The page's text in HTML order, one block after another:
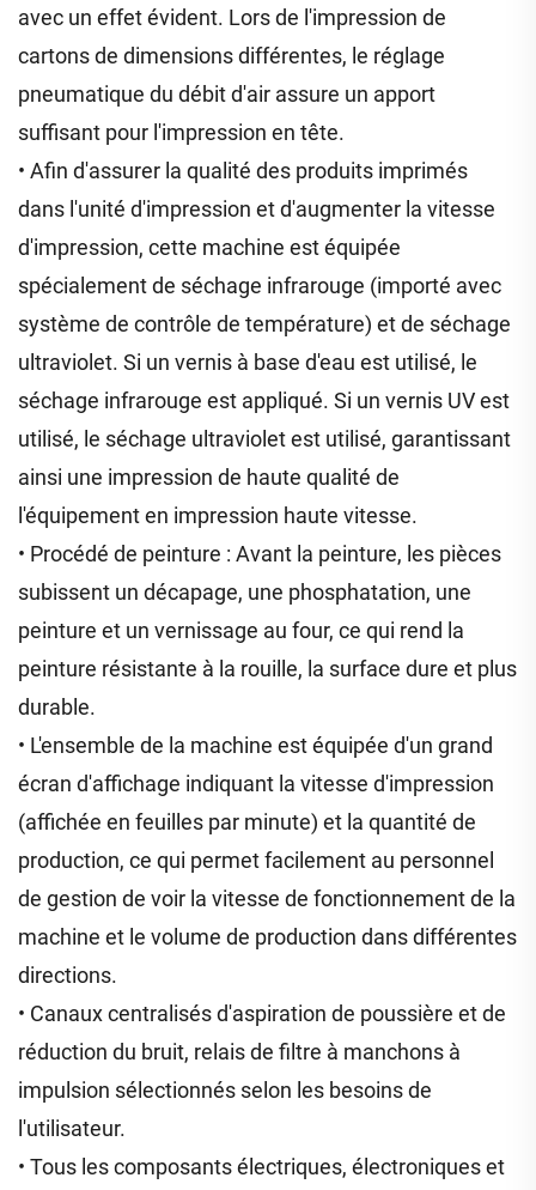
avec un effet évident. Lors de l'impression de
cartons de dimensions différentes, le réglage
pneumatique du débit d'air assure un apport
suffisant pour l'impression en tête.
• Afin d'assurer la qualité des produits imprimés
dans l'unité d'impression et d'augmenter la vitesse
d'impression, cette machine est équipée
spécialement de séchage infrarouge (importé avec
système de contrôle de température) et de séchage
ultraviolet. Si un vernis à base d'eau est utilisé, le
séchage infrarouge est appliqué. Si un vernis UV est
utilisé, le séchage ultraviolet est utilisé, garantissant
ainsi une impression de haute qualité de
l'équipement en impression haute vitesse.
• Procédé de peinture : Avant la peinture, les pièces
subissent un décapage, une phosphatation, une
peinture et un vernissage au four, ce qui rend la
peinture résistante à la rouille, la surface dure et plus
durable.
• L'ensemble de la machine est équipée d'un grand
écran d'affichage indiquant la vitesse d'impression
(affichée en feuilles par minute) et la quantité de
production, ce qui permet facilement au personnel
de gestion de voir la vitesse de fonctionnement de la
machine et le volume de production dans différentes
directions.
• Canaux centralisés d'aspiration de poussière et de
réduction du bruit, relais de filtre à manchons à
impulsion sélectionnés selon les besoins de
l'utilisateur.
• Tous les composants électriques, électroniques et